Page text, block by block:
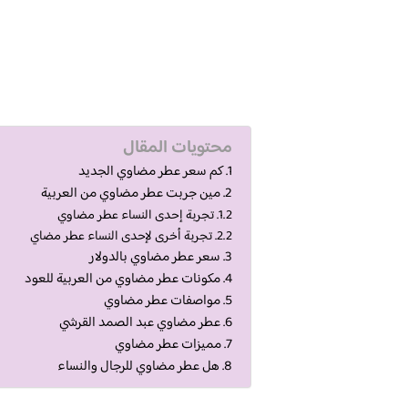
محتويات المقال
كم سعر عطر مضاوي الجديد
مين جربت عطر مضاوي من العربية
تجربة إحدى النساء عطر مضاوي
تجربة أخرى لإحدى النساء عطر مضاي
سعر عطر مضاوي بالدولار
مكونات عطر مضاوي من العربية للعود
مواصفات عطر مضاوي
عطر مضاوي عبد الصمد القرشي
مميزات عطر مضاوي
هل عطر مضاوي للرجال والنساء